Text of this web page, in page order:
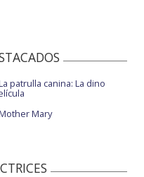
patrulla canina: La dino
Mary